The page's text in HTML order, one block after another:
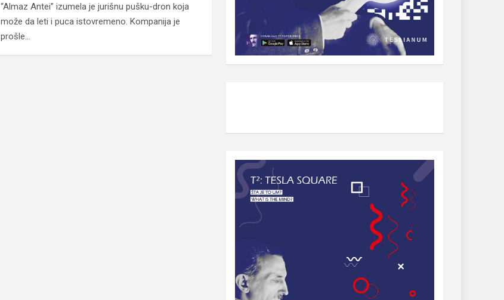
“Almaz Antei” izumela je jurišnu pušku-dron koja
može da leti i puca istovremeno. Kompanija je
prošle…